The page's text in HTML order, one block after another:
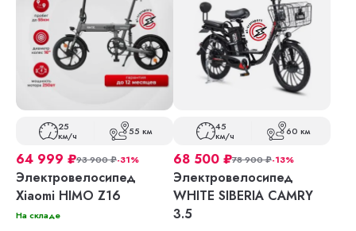
25
км/ч 55 км
64 999 ₽93 900₽-31%
Электровелосипед
Xiaomi HIMO Z16
На складе
45
км/ч 60 км
68 500 ₽78 900₽-13%
Электровелосипед
WHITE SIBERIA CAMRY
3.5